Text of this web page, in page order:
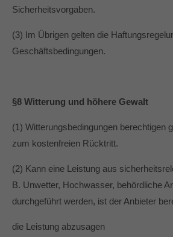
Sicherheitsvorgaben.
(3) Im Übrigen gelten die
Geschäftsbedingungen.
§8 Witterung und höhere Gewalt
(1) Witterungsbedingungen berechtigen
zum kostenfreien Rücktritt.
(2) Kann eine Leistung aus
B. Unwetter, Hochwasser, behördliche
durchgeführt werden, ist der Anbieter
die Leistung abzusagen